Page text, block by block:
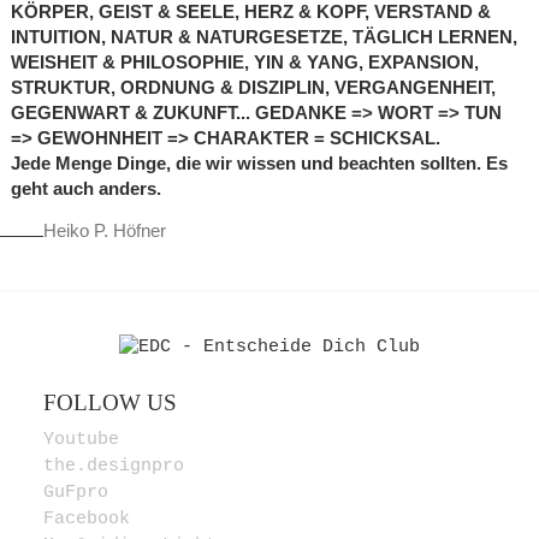
KÖRPER, GEIST & SEELE, HERZ & KOPF, VERSTAND &
INTUITION, NATUR & NATURGESETZE, TÄGLICH LERNEN,
WEISHEIT & PHILOSOPHIE, YIN & YANG, EXPANSION,
STRUKTUR, ORDNUNG & DISZIPLIN, VERGANGENHEIT,
GEGENWART & ZUKUNFT... GEDANKE => WORT => TUN
=> GEWOHNHEIT => CHARAKTER = SCHICKSAL.
Jede Menge Dinge, die wir wissen und beachten sollten. Es
geht auch anders.
Heiko P. Höfner
FOLLOW US
Youtube
the.designpro
GuFpro
Facebook